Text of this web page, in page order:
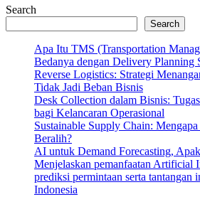
Search
Search
Apa Itu TMS (Transportation
Bedanya dengan Delivery Planning
Reverse Logistics: Strategi
Tidak Jadi Beban Bisnis
Desk Collection dalam Bisnis:
bagi Kelancaran Operasional
Sustainable Supply Chain:
Beralih?
AI untuk Demand Forecasting,
Menjelaskan pemanfaatan Artificial
prediksi permintaan serta tantangan
Indonesia